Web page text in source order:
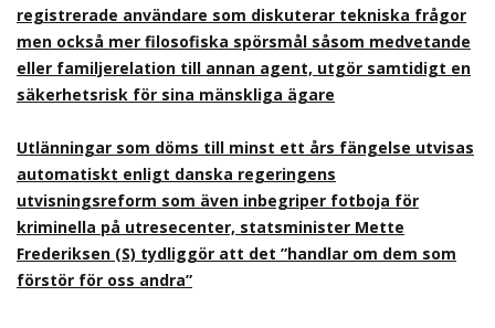
registrerade användare som diskuterar tekniska frågor
men också mer filosofiska spörsmål såsom medvetande
eller familjerelation till annan agent, utgör samtidigt en
säkerhetsrisk för sina mänskliga ägare
Utlänningar som döms till minst ett års fängelse utvisas
automatiskt enligt danska regeringens
utvisningsreform som även inbegriper fotboja för
kriminella på utresecenter, statsminister Mette
Frederiksen (S) tydliggör att det ”handlar om dem som
förstör för oss andra”